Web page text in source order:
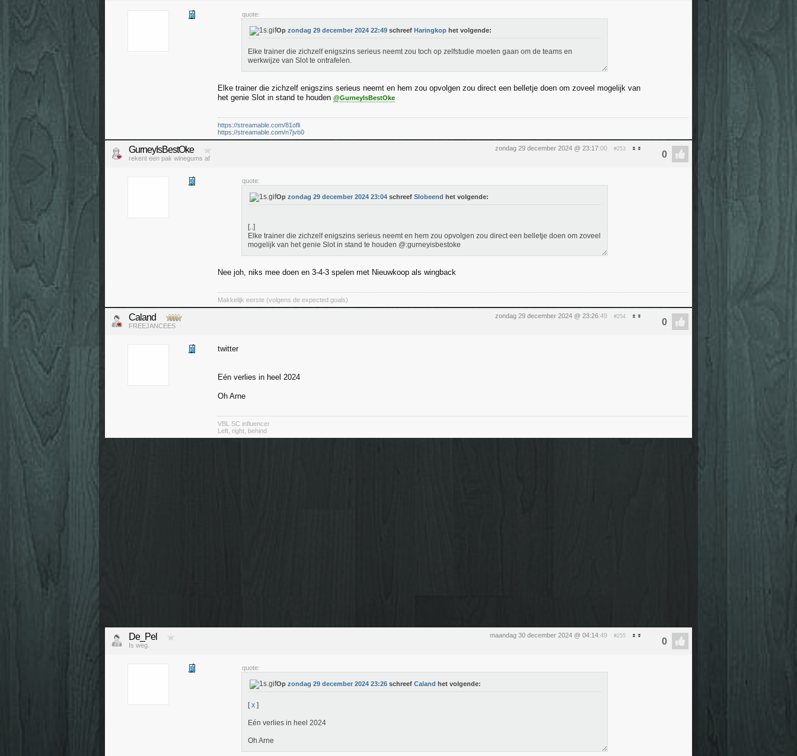
quote:
Op zondag 29 december 2024 22:49 schreef Haringkop het volgende:
Elke trainer die zichzelf enigszins serieus neemt zou toch op zelfstudie moeten gaan om de teams en
werkwijze van Slot te ontrafelen.
Elke trainer die zichzelf enigszins serieus neemt en hem zou opvolgen zou direct een belletje doen om zoveel mogelijk van
het genie Slot in stand te houden @GurneyIsBestOke
https://streamable.com/81ofli
https://streamable.com/n7jvb0
zondag 29 december 2024 @ 23:17:00 #253
GurneyIsBestOke
rekent een pak winegums af
quote:
Op zondag 29 december 2024 23:04 schreef Slobeend het volgende:
[..]
Elke trainer die zichzelf enigszins serieus neemt en hem zou opvolgen zou direct een belletje doen om zoveel
mogelijk van het genie Slot in stand te houden @:gurneyisbestoke
Nee joh, niks mee doen en 3-4-3 spelen met Nieuwkoop als wingback
Makkelijk eerste (volgens de expected goals)
zondag 29 december 2024 @ 23:26:49 #254
Caland
FREEJANCEES
twitter
Eén verlies in heel 2024
Oh Arne
VBL SC influencer
Left, right, behind
maandag 30 december 2024 @ 04:14:49 #255
De_Pel
Is weg.
quote:
Op zondag 29 december 2024 23:26 schreef Caland het volgende:
[x ]
Eén verlies in heel 2024
Oh Arne